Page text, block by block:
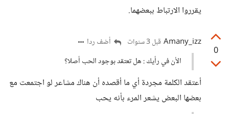
يقرروا الارتباط ببعضهما.
0
Amany_izz قبل 3 سنوات
أضف ردا
الأن في رأيك : هل تعتقد بوجود الحب أصلا؟
أعتقد الكلمة مجردة أي ما أقصده أن هناك مشاعر لو اجتمعت مع
بعضها البعض يشعر المرء بأنه يحب